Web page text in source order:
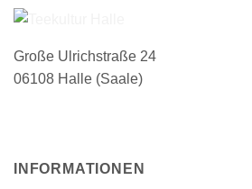
Große Ulrichstraße 24
06108 Halle (Saale)
INFORMATIONEN